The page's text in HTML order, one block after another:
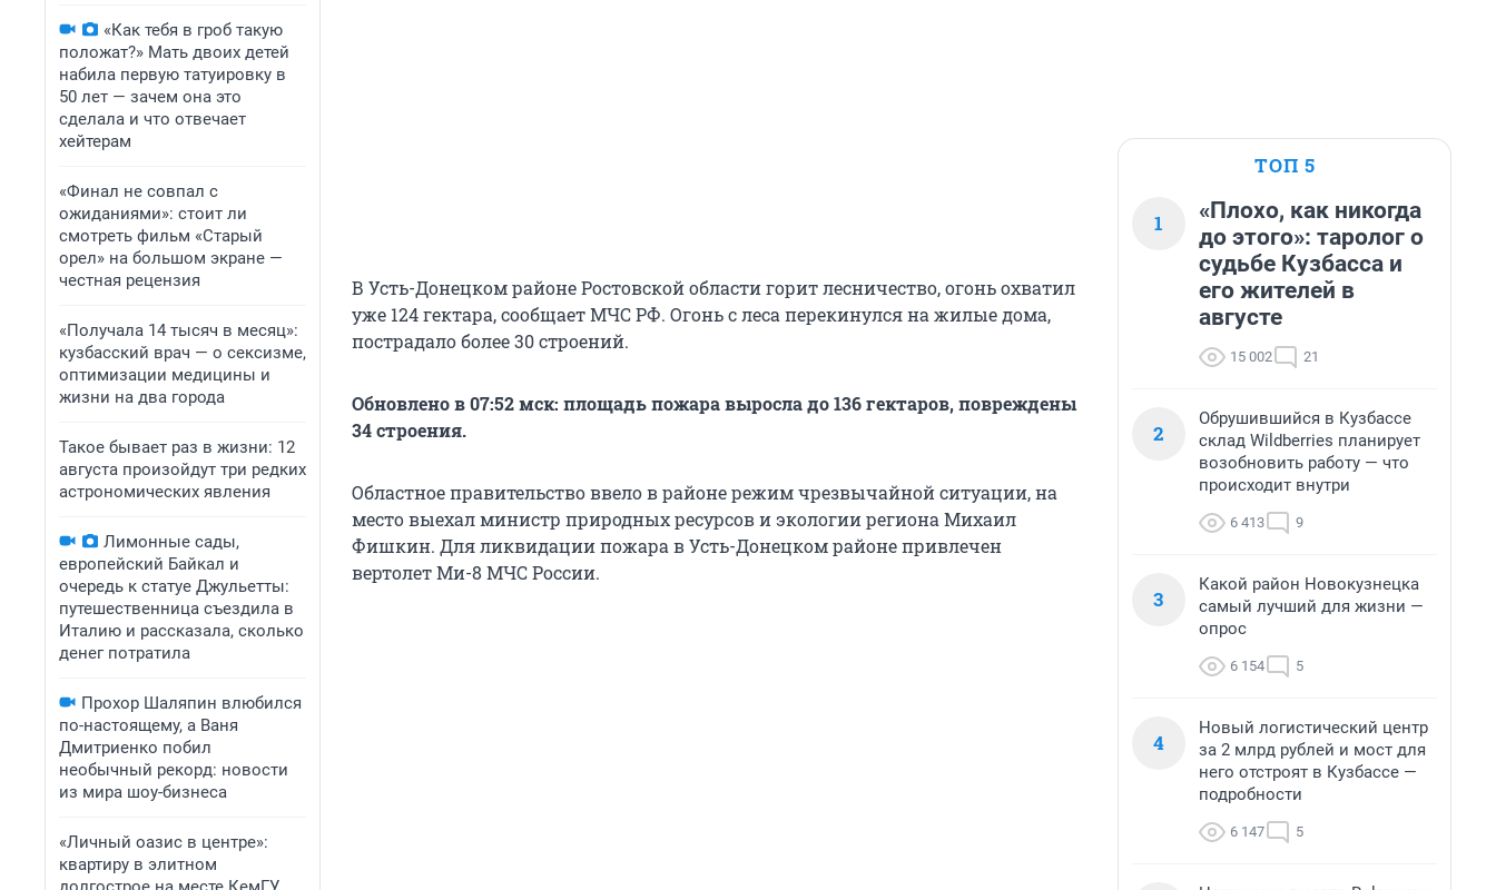
«Как тебя в гроб такую
положат?» Мать двоих детей
набила первую татуировку в
50 лет — зачем она это
сделала и что отвечает
хейтерам
«Финал не совпал с
ожиданиями»: стоит ли
смотреть фильм «Старый
орел» на большом экране —
честная рецензия
«Получала 14 тысяч в месяц»:
кузбасский врач — о сексизме,
оптимизации медицины и
жизни на два города
Такое бывает раз в жизни: 12
августа произойдут три редких
астрономических явления
Лимонные сады,
европейский Байкал и
очередь к статуе Джульетты:
путешественница съездила в
Италию и рассказала, сколько
денег потратила
Прохор Шаляпин влюбился
по-настоящему, а Ваня
Дмитриенко побил
необычный рекорд: новости
из мира шоу-бизнеса
«Личный оазис в центре»:
квартиру в элитном
В Усть-Донецком районе Ростовской области горит лесничество, огонь охватил
уже 124 гектара, сообщает МЧС РФ. Огонь с леса перекинулся на жилые дома,
пострадало более 30 строений.
Обновлено в 07:52 мск: площадь пожара выросла до 136 гектаров, повреждены
34 строения.
Областное правительство ввело в районе режим чрезвычайной ситуации, на
место выехал министр природных ресурсов и экологии региона Михаил
Фишкин. Для ликвидации пожара в Усть-Донецком районе привлечен
вертолет Ми-8 МЧС России.
ТОП 5
1
«Плохо, как никогда
до этого»: таролог о
судьбе Кузбасса и
его жителей в
августе
15 002 21
2
Обрушившийся в Кузбассе
склад Wildberries планирует
возобновить работу — что
происходит внутри
6 413 9
3
Какой район Новокузнецка
самый лучший для жизни —
опрос
6 154 5
4
Новый логистический центр
за 2 млрд рублей и мост для
него отстроят в Кузбассе —
подробности
6 147 5